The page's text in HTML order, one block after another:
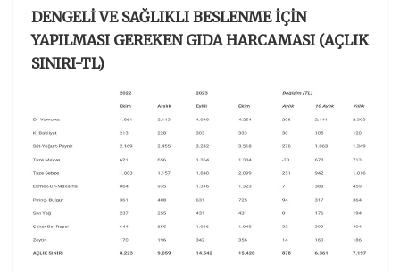
DENGELİ VE SAĞLIKLI BESLENME İÇİN
YAPILMASI GEREKEN GIDA HARCAMASI (AÇLIK
SINIRI-TL)